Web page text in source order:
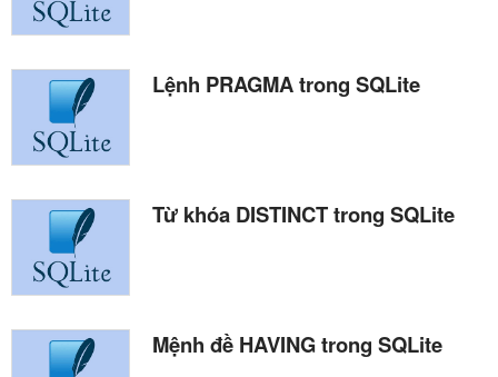
Lệnh PRAGMA trong SQLite
Từ khóa DISTINCT trong SQLite
Mệnh đề HAVING trong SQLite